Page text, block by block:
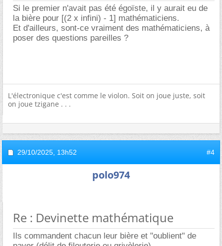
Si le premier n'avait pas été égoïste, il y aurait eu de
la bière pour [(2 x infini) - 1] mathématiciens.
Et d'ailleurs, sont-ce vraiment des mathématiciens, à
poser des questions pareilles ?
L'électronique c'est comme le violon. Soit on joue juste, soit
on joue tzigane . . .
29/10/2025, 13h52 #4
polo974
Re : Devinette mathématique
Ils commandent chacun leur bière et "oublient" de